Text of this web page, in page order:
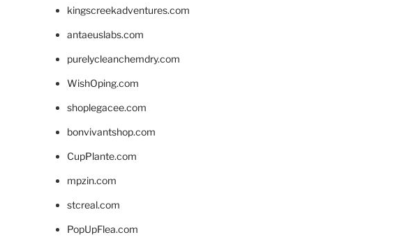
kingscreekadventures.com
antaeuslabs.com
purelycleanchemdry.com
WishOping.com
shoplegacee.com
bonvivantshop.com
CupPlante.com
mpzin.com
stcreal.com
PopUpFlea.com